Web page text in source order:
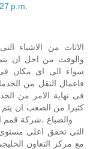
p.m.
الاثاث من الاشياء
والوقت من اجل ان
سواء الى اى مكان
فاعمال النقل من
فى نهاية الامر من
كثيرا من الصعب ان يتم
والضياع ،شركة قمم
التى تحقق اعلى مستوى
مع مركز التعاون